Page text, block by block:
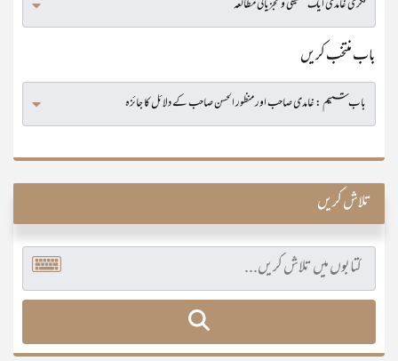
باب منتخب کریں
تلاش کریں